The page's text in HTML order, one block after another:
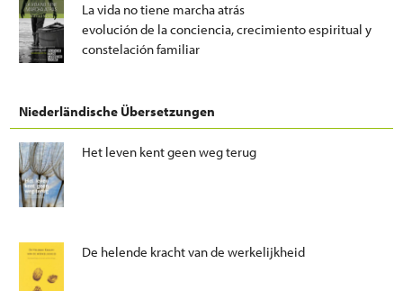
La vida no tiene marcha atrás
evolución de la conciencia, crecimiento espiritual y
constelación familiar
Niederländische Übersetzungen
Het leven kent geen weg terug
De helende kracht van de werkelijkheid